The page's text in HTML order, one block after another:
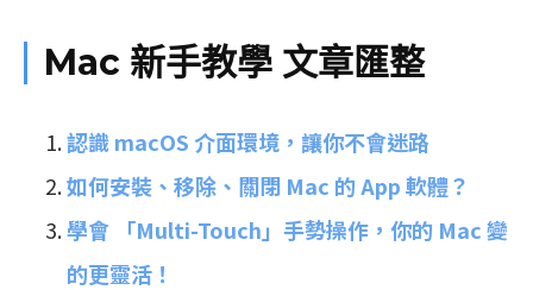
Mac 新手教學 文章匯整
認識 macOS 介面環境，讓你不會迷路
如何安裝、移除、關閉 Mac 的 App 軟體？
學會 「Multi-Touch」手勢操作，你的 Mac 變
的更靈活！